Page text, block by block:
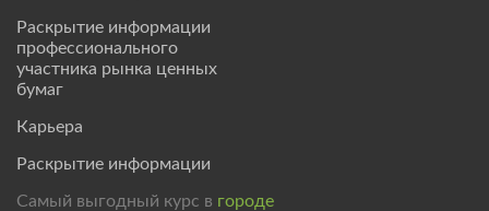
Раскрытие информации
профессионального
участника рынка ценных
бумаг
Карьера
Раскрытие информации
Самый выгодный курс в городе